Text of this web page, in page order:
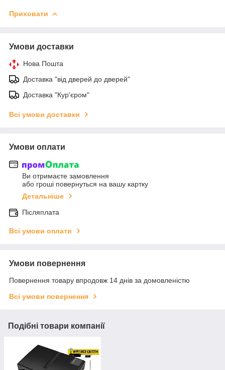
Приховати
Умови доставки
Нова Пошта
Доставка "від дверей до дверей"
Доставка "Кур'єром"
Всі умови доставки
Умови оплати
Ви отримаєте замовлення
або гроші повернуться на вашу картку
Детальніше
Післяплата
Всі умови оплати
Умови повернення
Повернення товару впродовж 14 днів за домовленістю
Всі умови повернення
Подібні товари компанії